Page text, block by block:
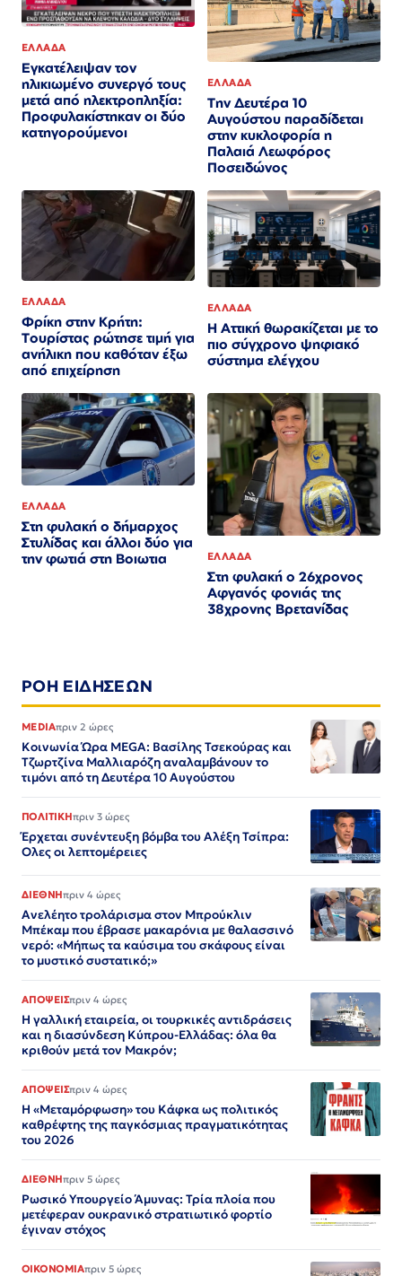
ΕΛΛΑΔΑ
Εγκατέλειψαν τον
ηλικιωμένο συνεργό τους
μετά από ηλεκτροπληξία:
Προφυλακίστηκαν οι δύο
κατηγορούμενοι
ΕΛΛΑΔΑ
Την Δευτέρα 10
Αυγούστου παραδίδεται
στην κυκλοφορία η
Παλαιά Λεωφόρος
Ποσειδώνος
ΕΛΛΑΔΑ
Φρίκη στην Κρήτη:
Τουρίστας ρώτησε τιμή για
ανήλικη που καθόταν έξω
από επιχείρηση
ΕΛΛΑΔΑ
Η Αττική θωρακίζεται με το
πιο σύγχρονο ψηφιακό
σύστημα ελέγχου
ΕΛΛΑΔΑ
Στη φυλακή ο δήμαρχος
Στυλίδας και άλλοι δύο για
την φωτιά στη Βοιωτια
ΕΛΛΑΔΑ
Στη φυλακή ο 26χρονος
Αφγανός φονιάς της
38χρονης Βρετανίδας
ΡΟΗ ΕΙΔΗΣΕΩΝ
MEDIAπριν 2 ώρες
Κοινωνία Ώρα MEGA: Βασίλης Τσεκούρας και
Τζωρτζίνα Μαλλιαρόζη αναλαμβάνουν το
τιμόνι από τη Δευτέρα 10 Αυγούστου
ΠΟΛΙΤΙΚΗπριν 3 ώρες
Έρχεται συνέντευξη βόμβα του Αλέξη Τσίπρα:
Ολες οι λεπτομέρειες
ΔΙΕΘΝΗπριν 4 ώρες
Ανελέητο τρολάρισμα στον Μπρούκλιν
Μπέκαμ που έβρασε μακαρόνια με θαλασσινό
νερό: «Μήπως τα καύσιμα του σκάφους είναι
το μυστικό συστατικό;»
ΑΠΟΨΕΙΣπριν 4 ώρες
Η γαλλική εταιρεία, οι τουρκικές αντιδράσεις
και η διασύνδεση Κύπρου-Ελλάδας: όλα θα
κριθούν μετά τον Μακρόν;
ΑΠΟΨΕΙΣπριν 4 ώρες
Η «Μεταμόρφωση» του Κάφκα ως πολιτικός
καθρέφτης της παγκόσμιας πραγματικότητας
του 2026
ΔΙΕΘΝΗπριν 5 ώρες
Ρωσικό Υπουργείο Άμυνας: Τρία πλοία που
μετέφεραν ουκρανικό στρατιωτικό φορτίο
έγιναν στόχος
ΟΙΚΟΝΟΜΙΑπριν 5 ώρες